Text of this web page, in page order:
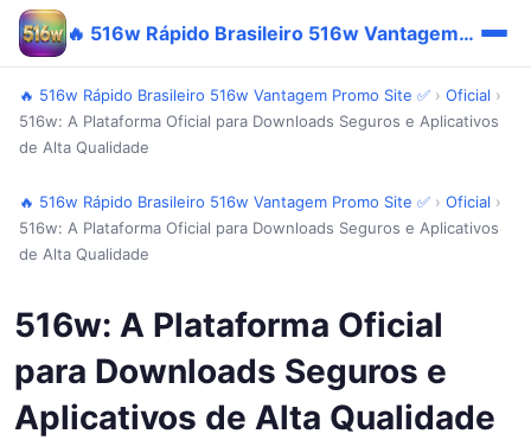
🔥 516w Rápido Brasileiro 516w Vantagem Promo Site ✅
🔥 516w Rápido Brasileiro 516w Vantagem Promo Site ✅ › Oficial ›
516w: A Plataforma Oficial para Downloads Seguros e Aplicativos
de Alta Qualidade
🔥 516w Rápido Brasileiro 516w Vantagem Promo Site ✅ › Oficial ›
516w: A Plataforma Oficial para Downloads Seguros e Aplicativos
de Alta Qualidade
516w: A Plataforma Oficial
para Downloads Seguros e
Aplicativos de Alta Qualidade